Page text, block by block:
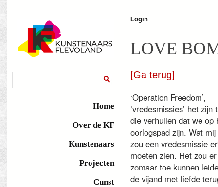
Home
Over de KF
Kunstenaars
Projecten
Cunst
Login
LOVE
[Ga terug]
‘Operation Freedom’,
‘vredesmissies’ het zijn
die verhullen dat we op
oorlogspad zijn. Wat
zou een vredesmissie
moeten zien. Het zou er
zomaar toe kunnen
de vijand met liefde